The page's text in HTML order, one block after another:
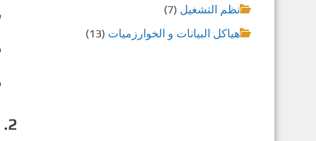
2.
نظم التشغيل (7)
هياكل البيانات و الخوارزميات (13)